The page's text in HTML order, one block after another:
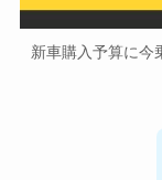
新車購入予算に今